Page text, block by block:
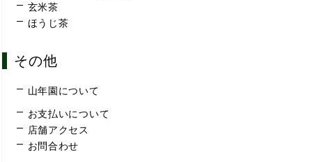
玄米茶
ほうじ茶
その他
山年園について
お支払いについて
店舗アクセス
お問合わせ